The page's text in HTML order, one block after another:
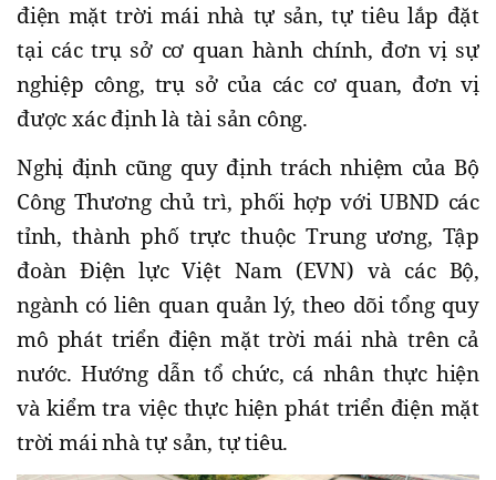
điện mặt trời mái nhà tự sản, tự tiêu lắp đặt
tại các trụ sở cơ quan hành chính, đơn vị sự
nghiệp công, trụ sở của các cơ quan, đơn vị
được xác định là tài sản công.
Nghị định cũng quy định trách nhiệm của Bộ
Công Thương chủ trì, phối hợp với UBND các
tỉnh, thành phố trực thuộc Trung ương, Tập
đoàn Điện lực Việt Nam (EVN) và các Bộ,
ngành có liên quan quản lý, theo dõi tổng quy
mô phát triển điện mặt trời mái nhà trên cả
nước. Hướng dẫn tổ chức, cá nhân thực hiện
và kiểm tra việc thực hiện phát triển điện mặt
trời mái nhà tự sản, tự tiêu.